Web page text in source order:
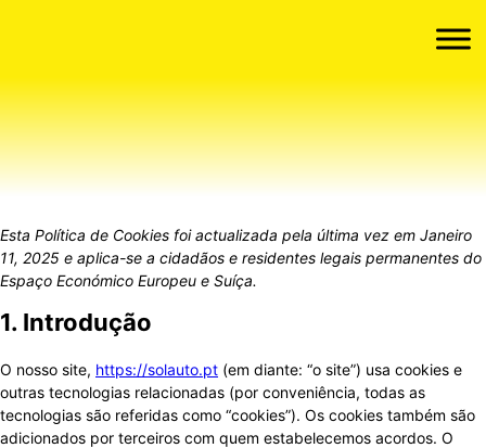
Política de Cookies (UE)
Esta Política de Cookies foi actualizada pela última vez em Janeiro
11, 2025 e aplica-se a cidadãos e residentes legais permanentes do
Espaço Económico Europeu e Suíça.
1. Introdução
O nosso site, https://solauto.pt (em diante: “o site”) usa cookies e
outras tecnologias relacionadas (por conveniência, todas as
tecnologias são referidas como “cookies”). Os cookies também são
adicionados por terceiros com quem estabelecemos acordos. O